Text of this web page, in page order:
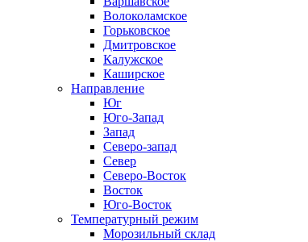
Волоколамское
Горьковское
Дмитровское
Калужское
Каширское
Направление
Юг
Юго-Запад
Запад
Северо-запад
Север
Северо-Восток
Восток
Юго-Восток
Температурный режим
Морозильный склад